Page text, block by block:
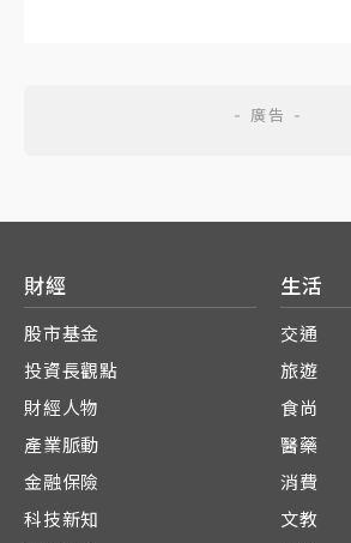
財經
股市基金
投資長觀點
財經人物
產業脈動
金融保險
科技新知
生活
交通
旅遊
食尚
醫藥
消費
文教